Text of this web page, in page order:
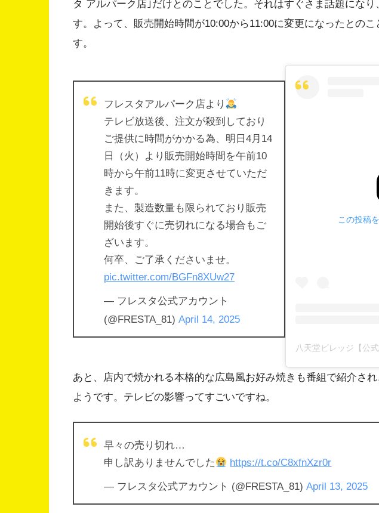
タ アルパーク店｣だけとのことでした。それはすぐさま話題にな
す。よって、販売開始時間が10:00から11:00に変更になったとの
す。
フレスタアルパーク店より
テレビ放送後、注文が殺到しており
ご提供に時間がかかる為、明日4月14
日（火）より販売開始時間を午前10
時から午前11時に変更させていただ
きます。
また、製造数量も限られており販売
開始後すぐに売切れになる場合もご
ざいます。
何卒、ご了承くださいませ。
pic.twitter.com/BGFn8XUw27
— フレスタ公式アカウント
(@FRESTA_81) April 14, 2025
この投稿
あと、店内で焼かれる本格的な広島風お好み焼きも番組で紹介さ
ようです。テレビの影響ってすごいですね。
早々の売り切れ…
申し訳ありませんでした
https://t.co/C8xfnXzr0r
— フレスタ公式アカウント (@FRESTA_81) April 13, 2025